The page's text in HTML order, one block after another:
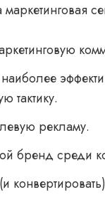
тактику.
рекламу.
бренд среди